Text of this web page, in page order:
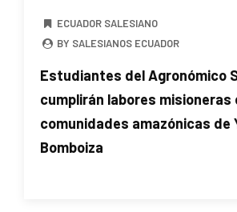
ECUADOR SALESIANO
BY SALESIANOS ECUADOR
Estudiantes del Agronómico
cumplirán labores misioneras
comunidades amazónicas de
Bomboiza